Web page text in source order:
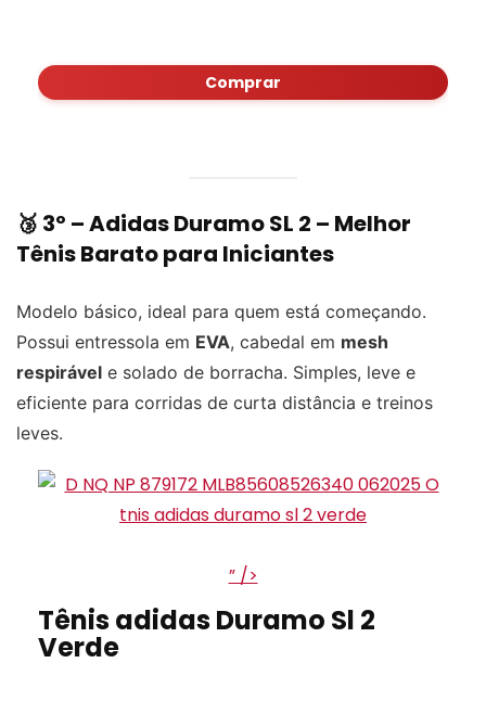
Comprar
🥉 3º –Adidas Duramo SL 2 – Melhor
Tênis Barato para Iniciantes
Modelo básico, ideal para quem está começando.
Possui entressola em EVA, cabedal em mesh
respirável e solado de borracha. Simples, leve e
eficiente para corridas de curta distância e treinos
leves.
” />
Tênis adidas Duramo Sl 2
Verde